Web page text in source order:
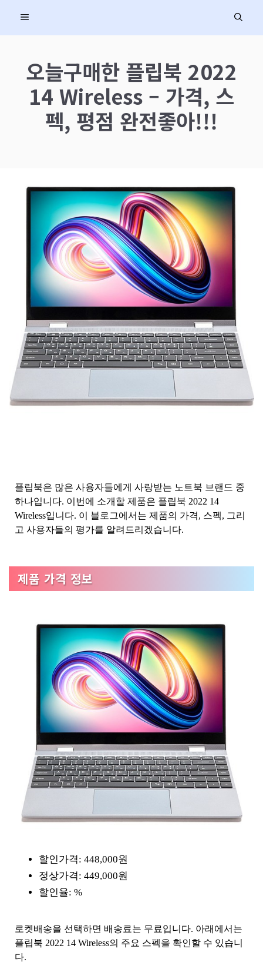
MENU
오늘구매한 플립북 2022
14 Wireless – 가격, 스
펙, 평점 완전좋아!!!
플립북은 많은 사용자들에게 사랑받는 노트북 브랜드 중
하나입니다. 이번에 소개할 제품은 플립북 2022 14
Wireless입니다. 이 블로그에서는 제품의 가격, 스펙, 그리
고 사용자들의 평가를 알려드리겠습니다.
제품 가격 정보
할인가격: 448,000원
정상가격: 449,000원
할인율: %
로켓배송을 선택하면 배송료는 무료입니다. 아래에서는
플립북 2022 14 Wireless의 주요 스펙을 확인할 수 있습니
다.